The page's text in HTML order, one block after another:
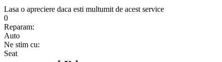
Lasa o apreciere daca esti multumit de acest service
0
Reparam:
Auto
Ne stim cu:
Seat